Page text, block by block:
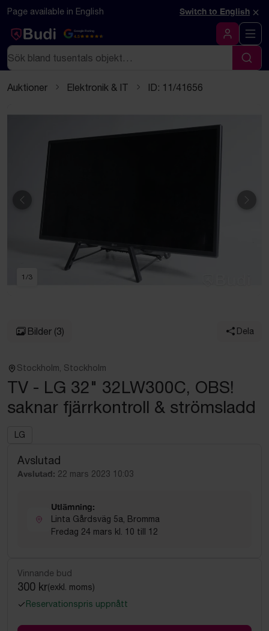
Hoppa till innehåll
Textbaserad (markdown) version av denna sida
Page available in English Switch to English ×
Google Rating
4.5
Logga in
Sök
Sök
Auktioner Elektronik & IT ID: 11/41656
Föregående
1 /3
Bilder (3) Dela
Stockholm, Stockholm
TV - LG 32" 32LW300C, OBS!
saknar fjärrkontroll & strömsladd
LG
Avslutad
Avslutad: 22 mars 2023 10:03
Utlämning:
Linta Gårdsväg 5a, Bromma
Fredag 24 mars kl. 10 till 12
Vinnande bud
300 kr(exkl. moms)
Reservationspris uppnått